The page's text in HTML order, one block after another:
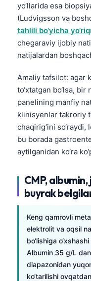
yo‘llarida esa
(Ludvigsson va
tahlili bo‘yicha
chegaraviy ijobiy
natijalardan
Amaliy tafsilot: agar
to‘xtatgan bo‘lsa,
panelining manfiy
klinisyenlar takroriy
chaqirig‘ini
bu borada
aytilganidan ko‘ra
CMP,
buyrak
Keng qamrovli
elektrolit va oqsil
bo‘lishiga
Albumin 35 g/L
diapazonidan
ko‘tarilishi
Русский
Lietuvių kalba
Polski
한국어
Magyar
Shqip
اردو
मराठी
తెలుగు
தமிழ்
ગુજરાતી
ಕನ್ನಡ
മലയാളം
Bahasa Melayu
Tiếng Việt